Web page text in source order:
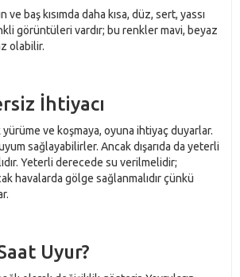
baş kısımda daha kısa, düz, sert, yassı
görüntüleri vardır; bu renkler mavi, beyaz
olabilir.
İhtiyacı
ve koşmaya, oyuna ihtiyaç duyarlar.
sağlayabilirler. Ancak dışarıda da yeterli
Yeterli derecede su verilmelidir;
havalarda gölge sağlanmalıdır çünkü
Uyur?